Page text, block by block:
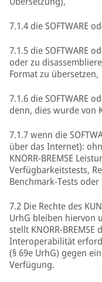
7.1.4 die SOFTWARE
7.1.5 die SOFTWARE
oder zu
Format zu übersetzen,
7.1.6 die SOFTWARE
denn, dies wurde von
7.1.7 wenn die
über das Internet):
KNORR-BREMSE
Verfügbarkeitstests,
Benchmark-Tests
7.2 Die Rechte des
UrhG bleiben hiervon
stellt KNORR-
Interoperabilität
(§ 69e UrhG) gegen
Verfügung.